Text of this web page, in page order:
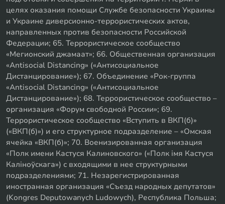
целях оказания помощи Службе безопасности Украины
и Украине диверсионно-террористических актов,
направленных против безопасности Российской
Федерации; 65. Террористическое сообщество
«Мегионский джамаат»; 66. Общественная организация
«Antisocial Distancing» («Антисоциальное
Дистанцирование»); 67. Объединение «Рок-группа
«Antisocial Distancing» («Антисоциальное
Дистанцирование»); 68. Террористическое сообщество –
организация «Форум свободной России»; 69.
Террористическое сообщество «Вступить в ВКП(б)»
(«ВКП(б)») и его структурное подразделение – «Омская
ячейка «ВКП(б)»; 70. Военизированная организация
«Полк имени Кастуся Калиновского» («Полк iмя Кастуся
Калiноўскага») с входящими в нее структурными
подразделениями; 71. Незарегистрированная
иностранная организация «Съезд народных депутатов»
(Kongres Deputowanych Ludowych), Республика Польша;